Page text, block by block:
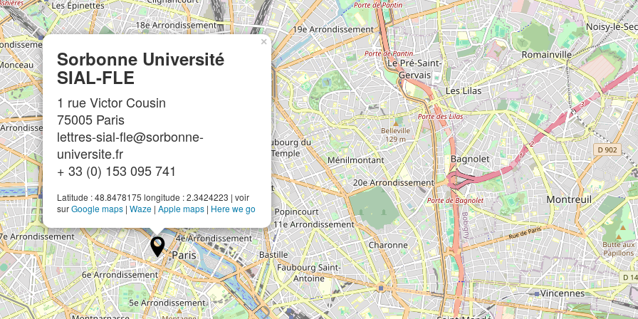
Sorbonne Université
SIAL-FLE
1 rue Victor Cousin
75005 Paris
lettres-sial-fle@sorbonne-
universite.fr
+ 33 (0) 153 095 741
Latitude : 48.8478175 longitude : 2.3424223 | voir
surGoogle maps | Waze | Apple maps | Here we go
×